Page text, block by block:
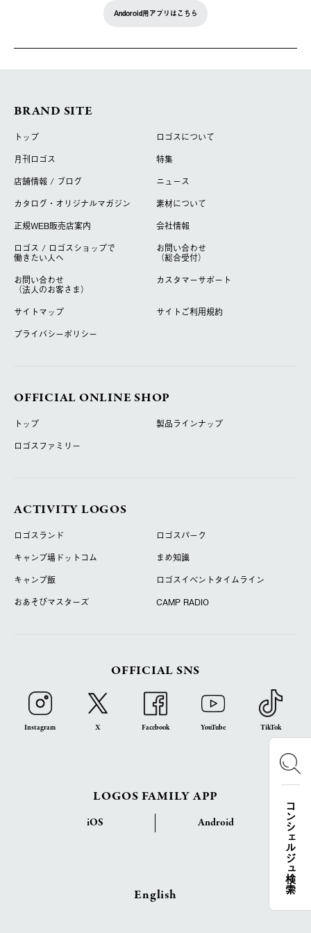
Andoroid用アプリはこちら
コンシェルジュ検索
BRAND SITE
トップ
ロゴスについて
月刊ロゴス
特集
店舗情報 / ブログ
ニュース
カタログ・オリジナルマガジン
素材について
正規WEB販売店案内
会社情報
ロゴス / ロゴスショップで
働きたい人へ
お問い合わせ
（総合受付）
お問い合わせ
（法人のお客さま）
カスタマーサポート
サイトマップ
サイトご利用規約
プライバシーポリシー
OFFICIAL ONLINE SHOP
トップ
製品ラインナップ
ロゴスファミリー
ACTIVITY LOGOS
ロゴスランド
ロゴスパーク
キャンプ場ドットコム
まめ知識
キャンプ飯
ロゴスイベントタイムライン
おあそびマスターズ
CAMP RADIO
OFFICIAL SNS
Instagram X Facebook YouTube TikTok
LOGOS FAMILY APP
iOS Android
English